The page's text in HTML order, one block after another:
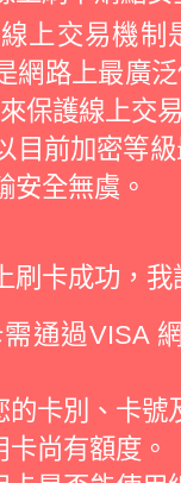
上交易機制
網路上最廣
保護線上交
目前加密等
安全無虞。
刷卡成功，我
通過VISA
的卡別、卡
尚有額度。